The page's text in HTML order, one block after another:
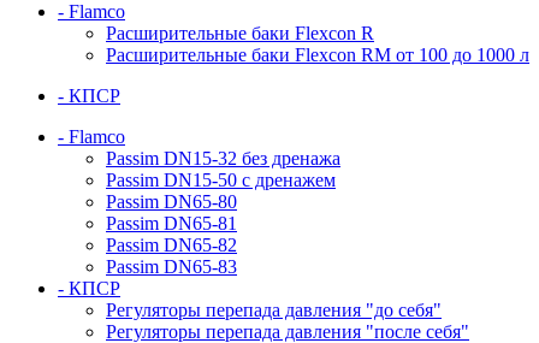
- Flamco
Расширительные баки Flexcon R
Расширительные баки Flexcon RM от 100 до 1000 л
- КПСР
- Flamco
Passim DN15-32 без дренажа
Passim DN15-50 с дренажем
Passim DN65-80
Passim DN65-81
Passim DN65-82
Passim DN65-83
- КПСР
Регуляторы перепада давления "до себя"
Регуляторы перепада давления "после себя"